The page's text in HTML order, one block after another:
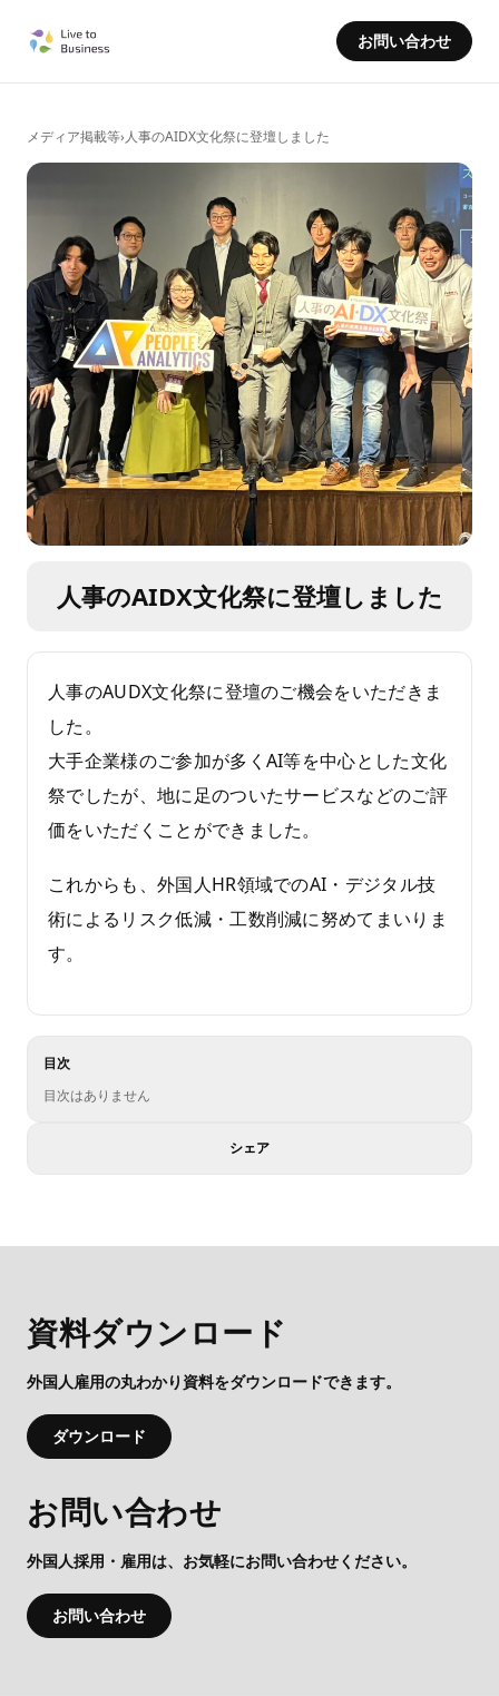
お問い合わせ
メディア掲載等›人事のAIDX文化祭に登壇しました
人事のAIDX文化祭に登壇しました
人事のAUDX文化祭に登壇のご機会をいただきま
した。
大手企業様のご参加が多くAI等を中心とした文化
祭でしたが、地に足のついたサービスなどのご評
価をいただくことができました。
これからも、外国人HR領域でのAI・デジタル技
術によるリスク低減・工数削減に努めてまいりま
す。
目次
目次はありません
シェア
資料ダウンロード
外国人雇用の丸わかり資料をダウンロードできます。
ダウンロード
お問い合わせ
外国人採用・雇用は、お気軽にお問い合わせください。
お問い合わせ